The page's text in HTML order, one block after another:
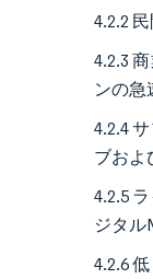
4.2.2
4.2.3
ンの急
4.2.4
ブおよ
4.2.5
ジタル
4.2.6